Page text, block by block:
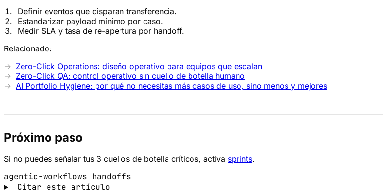
Definir eventos que disparan transferencia.
Estandarizar payload mínimo por caso.
Medir SLA y tasa de re-apertura por handoff.
Relacionado:
Zero-Click Operations: diseño operativo para equipos que escalan
Zero-Click QA: control operativo sin cuello de botella humano
AI Portfolio Hygiene: por qué no necesitas más casos de uso, sino menos y mejores
Próximo paso
Si no puedes señalar tus 3 cuellos de botella críticos, activa sprints.
agentic-workflows handoffs
Citar este artículo